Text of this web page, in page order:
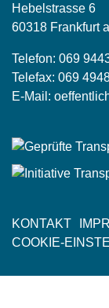
Hebelstrasse 6
60318 Frankfurt
Telefon: 069
Telefax: 069
E-Mail:
Fußzeile
KONTAKT
COOKIE-